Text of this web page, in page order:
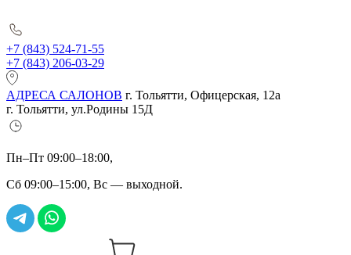
+7 (843) 524-71-55
+7 (843) 206-03-29
АДРЕСА САЛОНОВ г. Тольятти, Офицерская, 12а
г. Тольятти, ул.Родины 15Д
Пн–Пт 09:00–18:00,
Сб 09:00–15:00, Вс — выходной.